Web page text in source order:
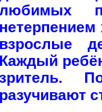
взрослые
Каждый
зритель.
разучивают